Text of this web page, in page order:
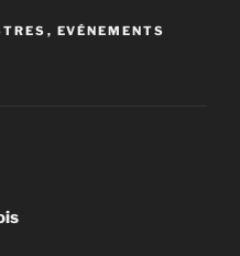
, EVÉNEMENTS